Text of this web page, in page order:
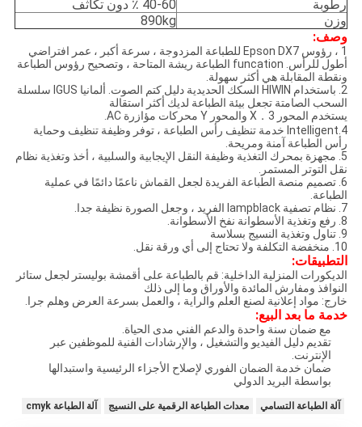
رطوبة
40-60 ٪ دون تكاثف
وزن
890kg
وصف:
1 ، رؤوس Epson DX7 للطباعة المزدوجة ، سرعة أكبر ، عمر افتراضي
أطول للرأس. funcation الطباعة ريشة المتاحة ، وتصحيح رؤوس الطباعة
ونقطة المقابلة هي أكثر سهولة.
2. باستخدام HIWIN السكك الحديدية دليل كتم الصوت. ألمانيا IGUS سلسلة
السحب الصامتة تجعل بيئة الطباعة لديك أكثر استقالة
يستخدم المحور 3．X والمحور Y محركات مؤازرة AC.
4.Intelligent خدمة تنظيف رأس الطباعة ، توفر وظيفة تنظيف وحماية
رأس الطباعة آمنة ومريحة.
5. مجهزة بمحرك التغذية وظيفة النقل الإيجابية والسلبية ، أخذ وتغذية نظام
نقل التوتر المستمر.
6. تصميم منصة الطباعة الفريدة لجعل القماش ناعمًا دائمًا في عملية
الطباعة.
7. نظام تصفية lampblack الفريد ، وجعل الصورة نظيفة جدا.
8. رفع وتغذية الأسطوانة نفخ الأسطوانة.
9. تناول وتغذية النسيج بسلاسة
10. منخفضة التكلفة ولا تحتاج إلى أي ورقة نقل.
التطبيقات:
الديكورات المنزلية الداخلية: قم بالطباعة على أقمشة بوليستر لجعل ستائر
النوافذ ومفارش المائدة والأوراق وما إلى ذلك
خارج: مواد إعلانية لصنع العلم والراية ، والعمل بسرعة العرض وهلم جرا.
خدمة ما بعد البيع:
مع ضمان سنة واحدة والدعم الفني مدى الحياة.
تقديم دليل الفيديو والتشغيل ، والإرشادات الفنية للموظفين عبر
الإنترنت.
ضمان خدمة الضمان الفوري لإصلاح الأجزاء الرئيسية واستبدالها
بواسطة البريد الدولي
آلة الطباعة التسامي معدات الطباعة الرقمية على النسيج آلة الطباعة cmyk